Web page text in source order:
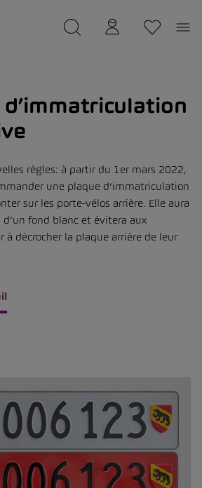
règles: à partir du 1er mars 2022,
une plaque d’immatriculation
sur les porte-vélos arrière. Elle aura
fond blanc et évitera aux
à décrocher la plaque arrière de leur